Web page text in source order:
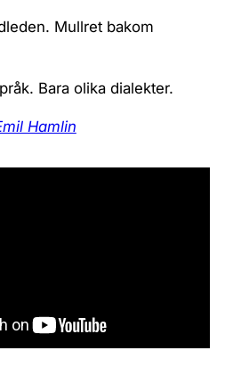
Mullret bakom
Bara olika dialekter.
Hamlin